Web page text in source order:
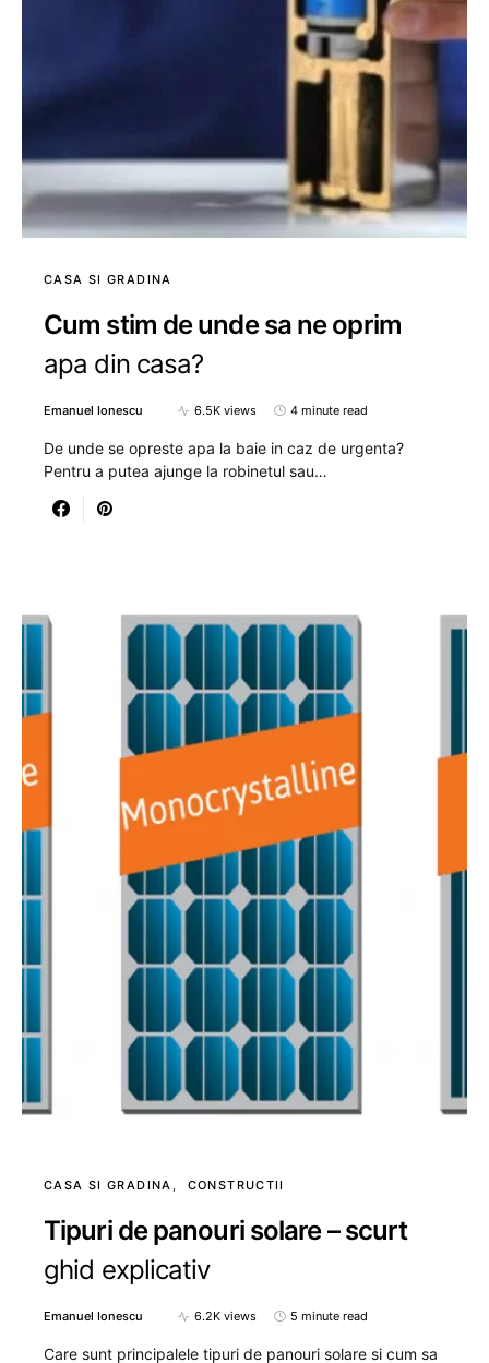
CASA SI GRADINA
Cum stim de unde sa ne oprim
apa din casa?
Emanuel Ionescu 6.5K views 4 minute read
De unde se opreste apa la baie in caz de urgenta?
Pentru a putea ajunge la robinetul sau…
CASA SI GRADINA CONSTRUCTII
Tipuri de panouri solare – scurt
ghid explicativ
Emanuel Ionescu 6.2K views 5 minute read
Care sunt principalele tipuri de panouri solare si cum sa